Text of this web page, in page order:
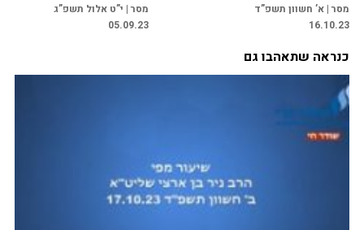
מסר | א’ חשוון תשפ”ד
16.10.23
מסר | י”ט אלול תשפ”ג
05.09.23
כנראה שתאהבו גם